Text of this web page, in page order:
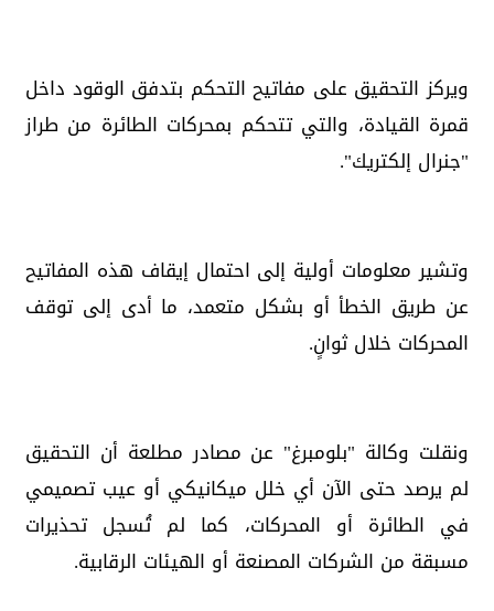
ويركز التحقيق على مفاتيح التحكم بتدفق الوقود داخل
قمرة القيادة، والتي تتحكم بمحركات الطائرة من طراز
"جنرال إلكتريك".
وتشير معلومات أولية إلى احتمال إيقاف هذه المفاتيح
عن طريق الخطأ أو بشكل متعمد، ما أدى إلى توقف
المحركات خلال ثوانٍ.
ونقلت وكالة "بلومبرغ" عن مصادر مطلعة أن التحقيق
لم يرصد حتى الآن أي خلل ميكانيكي أو عيب تصميمي
في الطائرة أو المحركات، كما لم تُسجل تحذيرات
مسبقة من الشركات المصنعة أو الهيئات الرقابية.